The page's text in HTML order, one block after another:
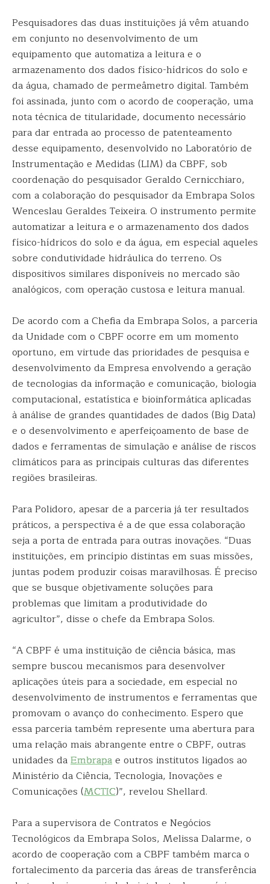
Pesquisadores das duas instituições já vêm atuando
em conjunto no desenvolvimento de um
equipamento que automatiza a leitura e o
armazenamento dos dados físico-hídricos do solo e
da água, chamado de permeâmetro digital. Também
foi assinada, junto com o acordo de cooperação, uma
nota técnica de titularidade, documento necessário
para dar entrada ao processo de patenteamento
desse equipamento, desenvolvido no Laboratório de
Instrumentação e Medidas (LIM) da CBPF, sob
coordenação do pesquisador Geraldo Cernicchiaro,
com a colaboração do pesquisador da Embrapa Solos
Wenceslau Geraldes Teixeira. O instrumento permite
automatizar a leitura e o armazenamento dos dados
físico-hídricos do solo e da água, em especial aqueles
sobre condutividade hidráulica do terreno. Os
dispositivos similares disponíveis no mercado são
analógicos, com operação custosa e leitura manual.
De acordo com a Chefia da Embrapa Solos, a parceria
da Unidade com o CBPF ocorre em um momento
oportuno, em virtude das prioridades de pesquisa e
desenvolvimento da Empresa envolvendo a geração
de tecnologias da informação e comunicação, biologia
computacional, estatística e bioinformática aplicadas
à análise de grandes quantidades de dados (Big Data)
e o desenvolvimento e aperfeiçoamento de base de
dados e ferramentas de simulação e análise de riscos
climáticos para as principais culturas das diferentes
regiões brasileiras.
Para Polidoro, apesar de a parceria já ter resultados
práticos, a perspectiva é a de que essa colaboração
seja a porta de entrada para outras inovações. “Duas
instituições, em princípio distintas em suas missões,
juntas podem produzir coisas maravilhosas. É preciso
que se busque objetivamente soluções para
problemas que limitam a produtividade do
agricultor”, disse o chefe da Embrapa Solos.
“A CBPF é uma instituição de ciência básica, mas
sempre buscou mecanismos para desenvolver
aplicações úteis para a sociedade, em especial no
desenvolvimento de instrumentos e ferramentas que
promovam o avanço do conhecimento. Espero que
essa parceria também represente uma abertura para
uma relação mais abrangente entre o CBPF, outras
unidades daEmbrapae outros institutos ligados ao
Ministério da Ciência, Tecnologia, Inovações e
Comunicações (MCTIC)”, revelou Shellard.
Para a supervisora de Contratos e Negócios
Tecnológicos da Embrapa Solos, Melissa Dalarme, o
acordo de cooperação com a CBPF também marca o
fortalecimento da parceria das áreas de transferência